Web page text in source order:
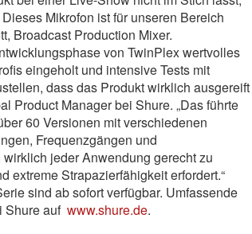
Mikrofon ist für unseren Bereich
Broadcast Production Mixer.
von TwinPlex wertvolles
eingeholt und intensive Tests mit
dass das Produkt wirklich ausgereift
Product Manager bei Shure. „Das führte
60 Versionen mit verschiedenen
Frequenzgängen und
jeder Anwendung gerecht zu
extreme Strapazierfähigkeit erfordert.“
sind ab sofort verfügbar. Umfassende
Shure auf www.shure.de.